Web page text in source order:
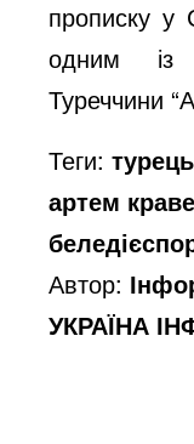
прописку у
одним із
Туреччини
Теги:
артем
Автор:
УКРАЇНА